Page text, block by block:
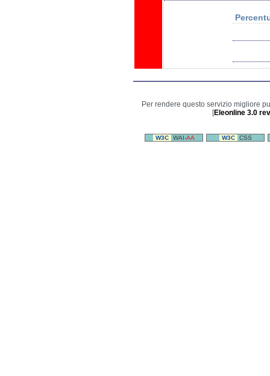
Per rendere questo servizio migliore
[Eleonline 3.0
W3C WAI-AA W3C CSS